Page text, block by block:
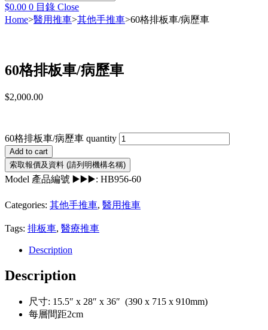
$0.00 0 目錄 Close
Home>醫用推車>其他手推車>60格排板車/病歷車
60格排板車/病歷車
$2,000.00
60格排板車/病歷車 quantity
Add to cart
Model 產品編號 ▶️▶️▶️: HB956-60
Categories: 其他手推車, 醫用推車
Tags: 排板車, 醫療推車
Description
Description
尺寸: 15.5″ x 28″ x 36″ (390 x 715 x 910mm)
每層間距2cm